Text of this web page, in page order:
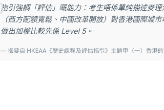
指引強調「評估」嘅能力：考生唔係單純描述麥
（西方配額寬鬆、中國改革開放）對香港國際城
做出加權比較先係 Level 5。
— 撮要自 HKEAA《歷史課程及評估指引》主題甲（一）香港